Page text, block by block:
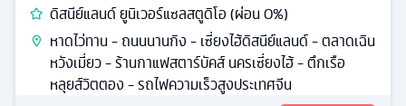
ดิสนีย์แลนด์ ยูนิเวอร์แซลสตูดิโอ (ผ่อน 0%)
หาดไว่ทาน - ถนนนานกิง - เซี่ยงไฮ้ดิสนีย์แลนด์ - ตลาดเฉิน
หวังเมี่ยว - ร้านกาแฟสตาร์บัคส์ นครเซี่ยงไฮ้ - ตึกเรือ
หลุยส์วิตตอง - รถไฟความเร็วสูงประเทศจีน